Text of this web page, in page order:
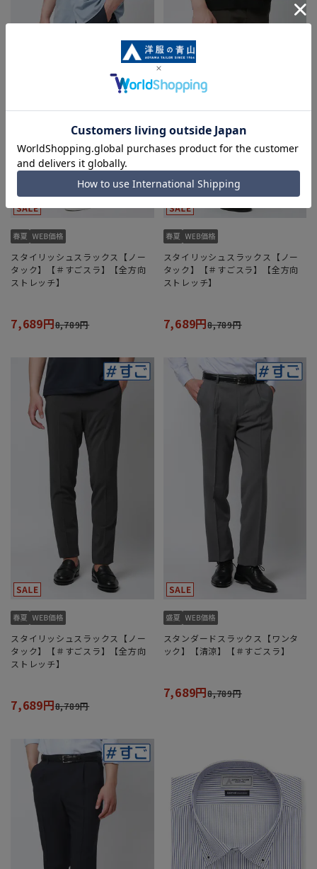
スタイリッシュスラックス【ノー
タック】【＃すごスラ】【全方向
ストレッチ】
7,689円8,789円
スタイリッシュスラックス【ノー
タック】【＃すごスラ】【全方向
ストレッチ】
7,689円8,789円
スタイリッシュスラックス【ノー
タック】【＃すごスラ】【全方向
ストレッチ】
7,689円8,789円
スタンダードスラックス【ワンタ
ック】【清涼】【＃すごスラ】
7,689円8,789円